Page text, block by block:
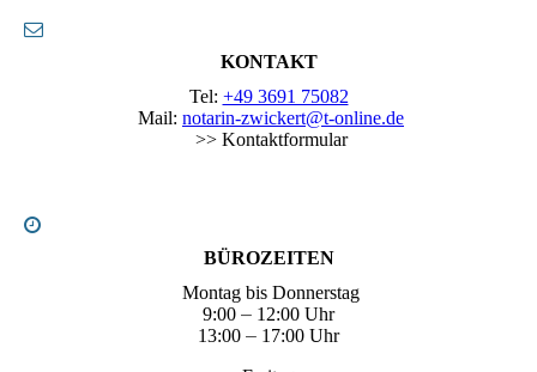
KONTAKT
Tel: +49 3691 75082
Mail: notarin-zwickert@t-online.de
>> Kontaktformular
BÜROZEITEN
Montag bis Donnerstag
9:00 – 12:00 Uhr
13:00 – 17:00 Uhr